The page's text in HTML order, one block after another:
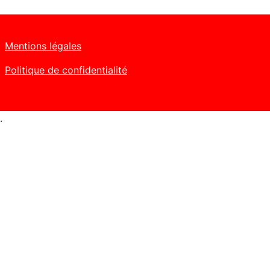
Mentions légales
Politique de confidentialité
.